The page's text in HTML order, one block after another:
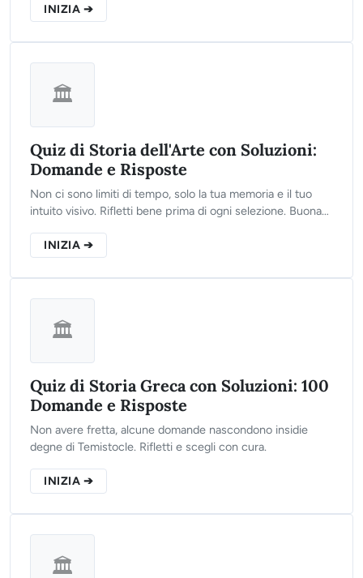
test e scopri il tuo punteggio finale!
INIZIA ➔
🏛️
Quiz di Storia dell'Arte con Soluzioni:
Domande e Risposte
Non ci sono limiti di tempo, solo la tua memoria e il tuo
intuito visivo. Rifletti bene prima di ogni selezione. Buona
INIZIA ➔
🏛️
Quiz di Storia Greca con Soluzioni: 100
Domande e Risposte
Non avere fretta, alcune domande nascondono insidie
degne di Temistocle. Rifletti e scegli con cura.
INIZIA ➔
🏛️